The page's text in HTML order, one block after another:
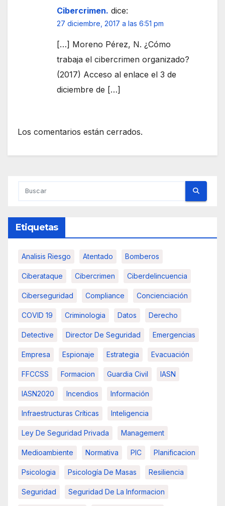
Cibercrimen. dice:
27 diciembre, 2017 a las 6:51 pm
[…] Moreno Pérez, N. ¿Cómo
trabaja el cibercrimen organizado?
(2017) Acceso al enlace el 3 de
diciembre de […]
Los comentarios están cerrados.
Etiquetas
Analisis Riesgo Atentado Bomberos
Ciberataque Cibercrimen Ciberdelincuencia
Ciberseguridad Compliance Concienciación
COVID 19 Criminologia Datos Derecho
Detective Director De Seguridad Emergencias
Empresa Espionaje Estrategia Evacuación
FFCCSS Formacion Guardia Civil IASN
IASN2020 Incendios Información
Infraestructuras Críticas Inteligencia
Ley De Seguridad Privada Management
Medioambiente Normativa PIC Planificacion
Psicologia Psicología De Masas Resiliencia
Seguridad Seguridad De La Informacion